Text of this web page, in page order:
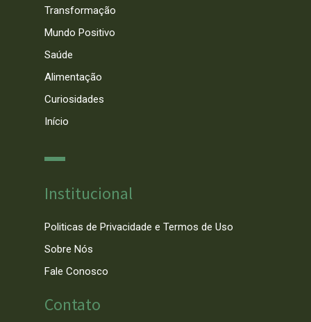
Transformação
Mundo Positivo
Saúde
Alimentação
Curiosidades
Início
Institucional
Politicas de Privacidade e Termos de Uso
Sobre Nós
Fale Conosco
Contato